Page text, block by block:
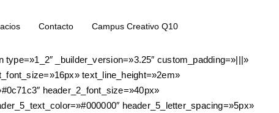
Contacto Campus Creativo Q10
_builder_version=»3.25″ custom_padding=»|||»
text_line_height=»2em»
header_2_font_size=»40px»
header_5_letter_spacing=»5px»